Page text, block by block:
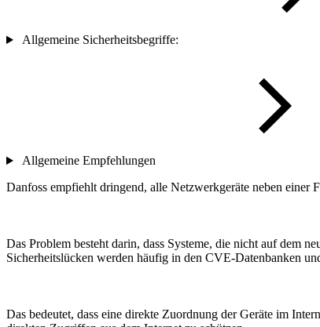
Allgemeine Sicherheitsbegriffe:
Allgemeine Empfehlungen
Danfoss empfiehlt dringend, alle Netzwerkgeräte neben
Das Problem besteht darin, dass Systeme, die nicht auf dem
Sicherheitslücken werden häufig in den CVE-Datenbanken
Das bedeutet, dass eine direkte Zuordnung der Geräte im